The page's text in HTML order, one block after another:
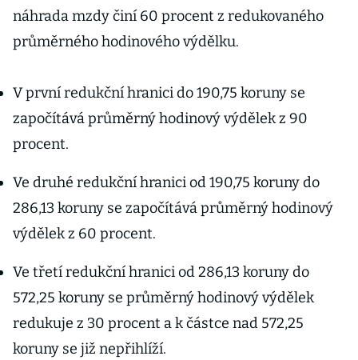
náhrada mzdy činí 60 procent z redukovaného
průměrného hodinového výdělku.
V první redukční hranici do 190,75 koruny se
započítává průměrný hodinový výdělek z 90
procent.
Ve druhé redukční hranici od 190,75 koruny do
286,13 koruny se započítává průměrný hodinový
výdělek z 60 procent.
Ve třetí redukční hranici od 286,13 koruny do
572,25 koruny se průměrný hodinový výdělek
redukuje z 30 procent a k částce nad 572,25
koruny se již nepřihlíží.